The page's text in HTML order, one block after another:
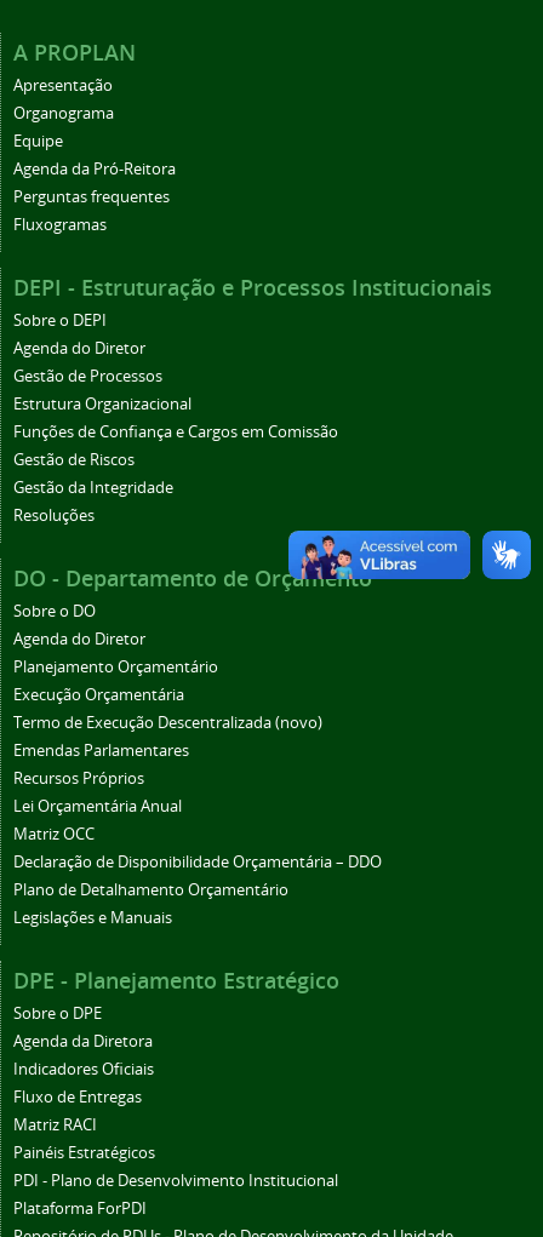
A PROPLAN
Apresentação
Organograma
Equipe
Agenda da Pró-Reitora
Perguntas frequentes
Fluxogramas
DEPI - Estruturação e Processos Institucionais
Sobre o DEPI
Agenda do Diretor
Gestão de Processos
Estrutura Organizacional
Funções de Confiança e Cargos em Comissão
Gestão de Riscos
Gestão da Integridade
Resoluções
DO - Departamento de Orçamento
Sobre o DO
Agenda do Diretor
Planejamento Orçamentário
Execução Orçamentária
Termo de Execução Descentralizada (novo)
Emendas Parlamentares
Recursos Próprios
Lei Orçamentária Anual
Matriz OCC
Declaração de Disponibilidade Orçamentária – DDO
Plano de Detalhamento Orçamentário
Legislações e Manuais
DPE - Planejamento Estratégico
Sobre o DPE
Agenda da Diretora
Indicadores Oficiais
Fluxo de Entregas
Matriz RACI
Painéis Estratégicos
PDI - Plano de Desenvolvimento Institucional
Plataforma ForPDI